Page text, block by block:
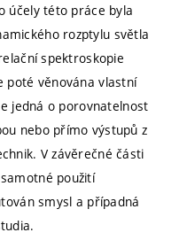
účely této práce byla
rozptylu světla
spektroskopie
poté věnována vlastní
jedná o porovnatelnost
nebo přímo výstupů z
V závěrečné části
použití
smysl a případná